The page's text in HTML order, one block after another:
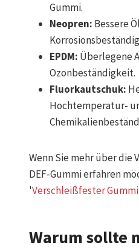
Gummi.
Neopren: Bessere
EPDM: Überlegene
Ozonbeständigkeit.
Fluorkautschuk:
Hochtemperatur-
Wenn Sie mehr über
DEF-Gummi erfahren
'Verschleißfester Gummi
Warum sollte